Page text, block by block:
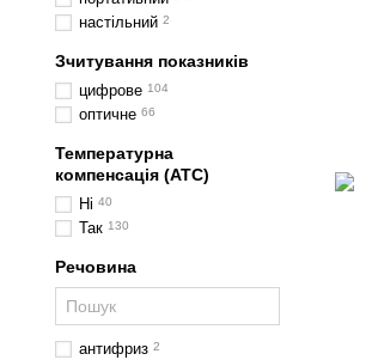
настільний 2
Зчитування показників
цифрове 104
оптичне 66
Температурна
компенсація (ATC)
Ні 40
Так 130
Речовина
антифриз 2